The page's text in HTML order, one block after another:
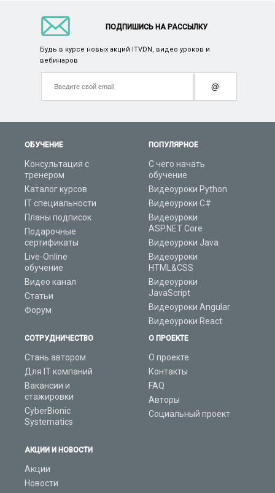
ОБУЧЕНИЕ
Консультация с
тренером
Каталог курсов
IT специальности
Планы подписок
Подарочные
сертификаты
Live-Online
обучение
Видео канал
Статьи
Форум
ПОПУЛЯРНОЕ
С чего начать
обучение
Видеоуроки Python
Видеоуроки C#
Видеоуроки
ASP.NET Core
Видеоуроки Java
Видеоуроки
HTML&CSS
Видеоуроки
JavaScript
Видеоуроки Angular
Видеоуроки React
СОТРУДНИЧЕСТВО
Стань автором
Для IT компаний
Вакансии и
стажировки
CyberBionic
Systematics
АКЦИИ И НОВОСТИ
Акции
Новости
О ПРОЕКТЕ
О проекте
Контакты
FAQ
Авторы
Социальный проект
ПОДПИШИСЬ НА РАССЫЛКУ
Будь в курсе новых акций ITVDN, видео уроков и
вебинаров
@